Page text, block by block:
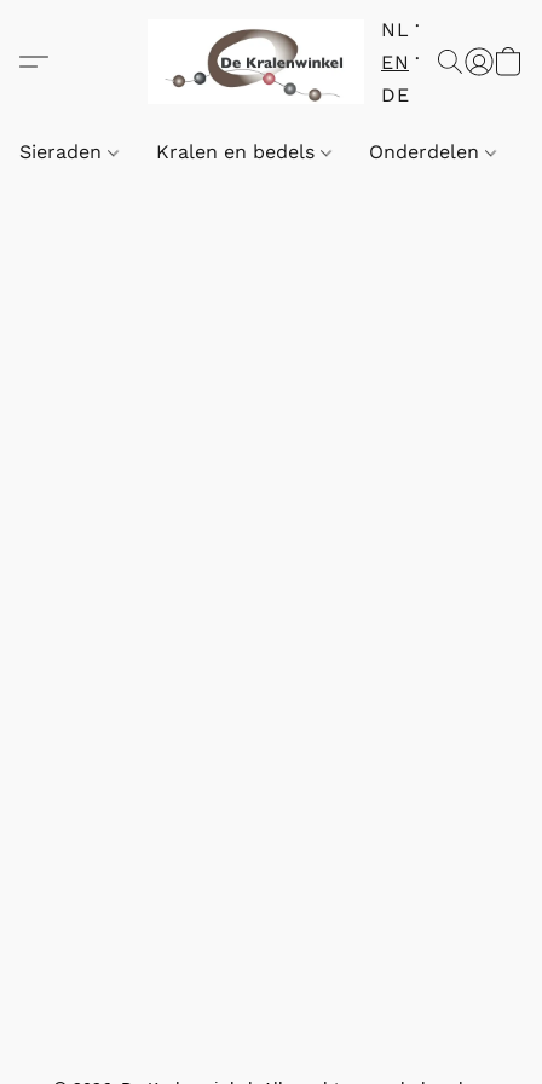
NL
EN
DE
Sieraden Kralen en bedels Onderdelen